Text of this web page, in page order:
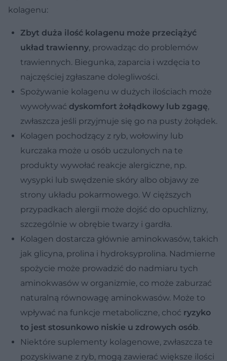
kolagenu:
Zbyt duża ilość kolagenu może przeciążyć
układ trawienny, prowadząc do problemów
trawiennych. Biegunka, zaparcia i wzdęcia to
najczęściej zgłaszane dolegliwości.
Spożywanie kolagenu w dużych ilościach może
wywoływać dyskomfort żołądkowy lub zgagę,
zwłaszcza jeśli przyjmuje się go na pusty żołądek.
Kolagen pochodzący z ryb, wołowiny lub
kurczaka może u osób uczulonych na te
produkty wywołać reakcje alergiczne, np.
wysypki lub swędzenie skóry albo objawy ze
strony układu pokarmowego. W cięższych
przypadkach alergii może dojść do opuchlizny,
szczególnie w obrębie twarzy i gardła.
Kolagen dostarcza głównie aminokwasów, takich
jak glicyna, prolina i hydroksyprolina. Nadmierne
spożycie może prowadzić do nadmiaru tych
aminokwasów w organizmie, co może zaburzać
naturalną równowagę aminokwasów. Może to
wpływać na funkcje metaboliczne, choć ryzyko
to jest stosunkowo niskie u zdrowych osób.
Niektóre suplementy kolagenowe, zwłaszcza te
pozyskiwane z ryb, mogą zawierać większe ilości